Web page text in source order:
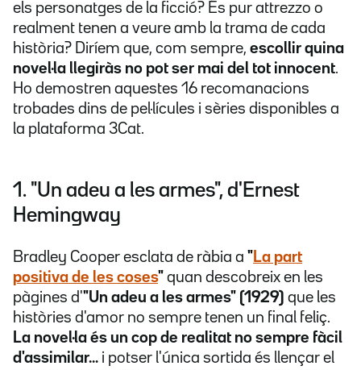
els personatges de la ficció? És pur attrezzo o
realment tenen a veure amb la trama de cada
història? Diríem que, com sempre, escollir quina
novel·la llegiràs no pot ser mai del tot innocent.
Ho demostren aquestes 16 recomanacions
trobades dins de pel·lícules i sèries disponibles a
la plataforma 3Cat.
1. "Un adeu a les armes", d'Ernest
Hemingway
Bradley Cooper esclata de ràbia a "La part
positiva de les coses" quan descobreix en les
pàgines d'"Un adeu a les armes" (1929) que les
històries d'amor no sempre tenen un final feliç.
La novel·la és un cop de realitat no sempre fàcil
d'assimilar... i potser l'única sortida és llençar el